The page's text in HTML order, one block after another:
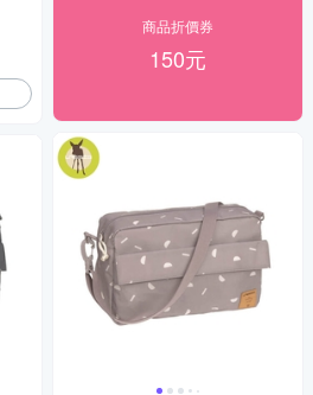
商品折價券
150元